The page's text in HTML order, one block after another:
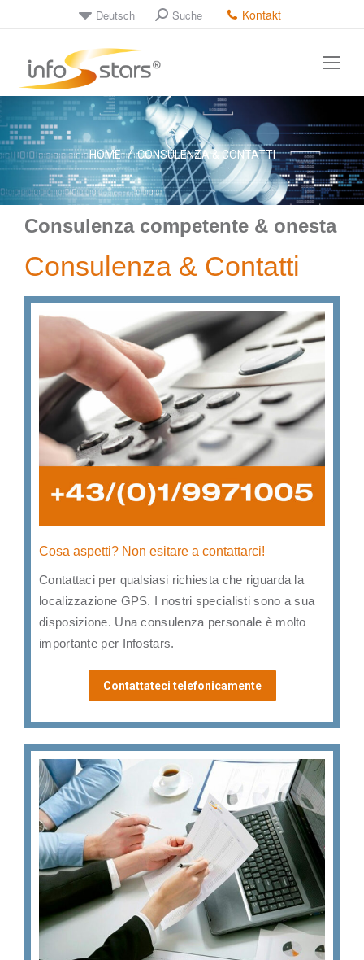
Deutsch Suche Kontakt
Tu sei qui:
HOME CONSULENZA & CONTATTI
Consulenza competente & onesta
Consulenza & Contatti
Cosa aspetti? Non esitare a contattarci!
Contattaci per qualsiasi richiesta che riguarda la
localizzazione GPS. I nostri specialisti sono a sua
disposizione. Una consulenza personale è molto
importante per Infostars.
Contattateci telefonicamente